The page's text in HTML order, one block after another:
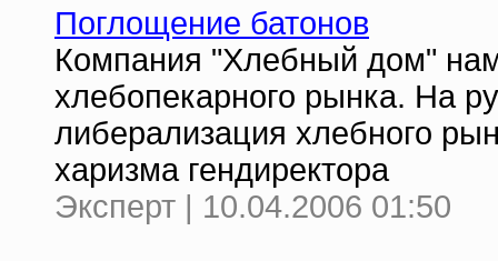
Поглощение батонов
Компания "Хлебный дом"
хлебопекарного рынка. На
либерализация хлебного
харизма гендиректора
Эксперт | 10.04.2006 01:50